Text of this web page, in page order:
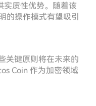
实质性优势。随着该
的操作模式有望吸引
关键原则将在未来的
Coin 作为加密领域